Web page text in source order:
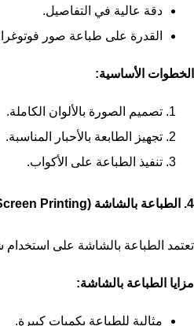
دقة عالية في التفاصيل.
القدرة على طباعة صور
الخطوات الأساسية:
تصميم الصورة بالألوان الكاملة.
تجهيز الطابعة بالأحبار المناسبة.
تنفيذ الطباعة على الأكواب.
4. الطباعة بالشاشة (Screen Printing)
تعتمد الطباعة بالشاشة على
مزايا الطباعة بالشاشة:
مثالية للطباعة بكميات كبيرة.